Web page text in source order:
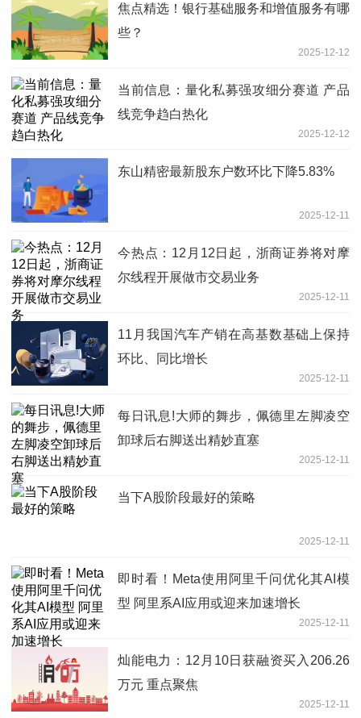
焦点精选！银行基础服务和增值服务有哪
些？
2025-12-12
当前信息：量化私募强攻细分赛道 产品
线竞争趋白热化
2025-12-12
东山精密最新股东户数环比下降5.83%
2025-12-11
今热点：12月12日起，浙商证券将对摩
尔线程开展做市交易业务
2025-12-11
11月我国汽车产销在高基数基础上保持
环比、同比增长
2025-12-11
每日讯息!大师的舞步，佩德里左脚凌空
卸球后右脚送出精妙直塞
2025-12-11
当下A股阶段最好的策略
2025-12-11
即时看！Meta使用阿里千问优化其AI模
型 阿里系AI应用或迎来加速增长
2025-12-11
灿能电力：12月10日获融资买入206.26
万元 重点聚焦
2025-12-11